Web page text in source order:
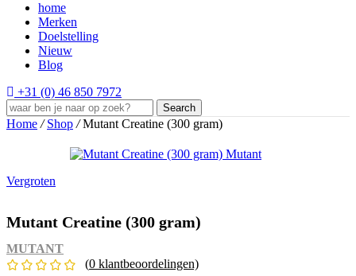
home
Merken
Doelstelling
Nieuw
Blog
+31 (0) 46 850 7972
Search
Home / Shop / Mutant Creatine (300 gram)
Vergroten
Mutant Creatine (300 gram)
MUTANT
(0 klantbeoordelingen)